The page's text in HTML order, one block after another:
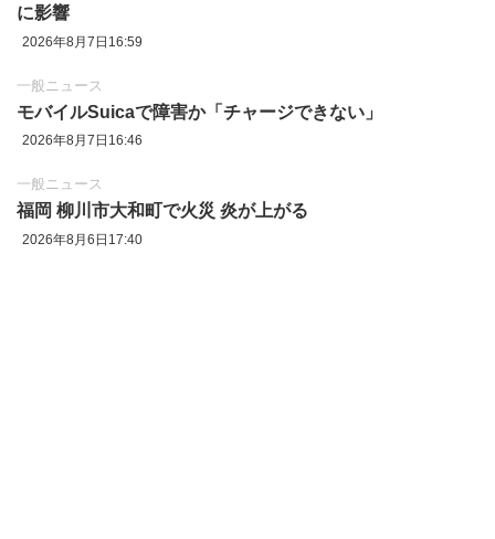
に影響
2026年8月7日16:59
一般ニュース
モバイルSuicaで障害か「チャージできない」
2026年8月7日16:46
一般ニュース
福岡 柳川市大和町で火災 炎が上がる
2026年8月6日17:40